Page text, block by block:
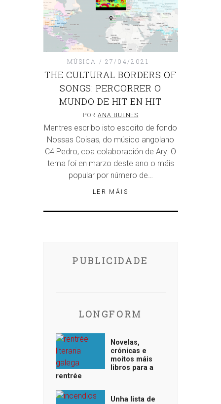
MÚSICA 27/04/2021
THE CULTURAL BORDERS OF
SONGS: PERCORRER O
MUNDO DE HIT EN HIT
PORANA BULNES
Mentres escribo isto escoito de fondo
Nossas Coisas, do músico angolano
C4 Pedro, coa colaboración de Ary. O
tema foi en marzo deste ano o máis
popular por número de…
LER MÁIS
PUBLICIDADE
LONGFORM
Novelas,
crónicas e
moitos máis
libros para a
rentrée
Unha lista de